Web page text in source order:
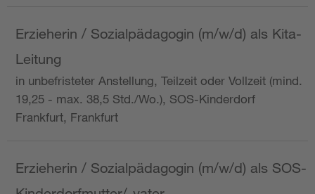
Erzieherin / Sozialpädagogin (m/w/d) als Kita-
Leitung
in unbefristeter Anstellung, Teilzeit oder Vollzeit (mind.
19,25 - max. 38,5 Std./Wo.), SOS-Kinderdorf
Frankfurt, Frankfurt
Erzieherin / Sozialpädagogin (m/w/d) als SOS-